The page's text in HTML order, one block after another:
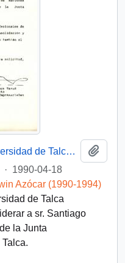
[Cartas de decanos de la Universidad de Talca dirigida al Presidente Aylwin]
· 1990-04-18
Azócar (1990-1994)
de Talca
a sr. Santiago
la Junta